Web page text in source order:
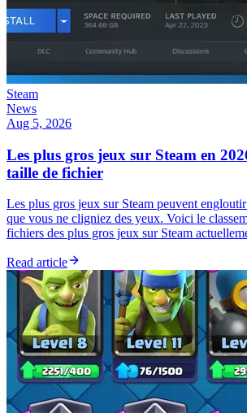
Steam
News
Aug 5, 2026
Les plus gros jeux sur Steam en
taille de fichier
Les plus gros jeux sur Steam peuvent
que vous ne cligniez des yeux. Voici le
fichiers des plus gros jeux sur Steam
Read article